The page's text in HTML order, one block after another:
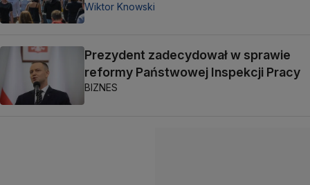
Wiktor Knowski
Prezydent zadecydował w sprawie
reformy Państwowej Inspekcji Pracy
BIZNES